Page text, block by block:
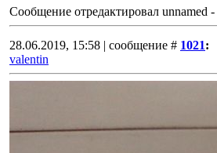
Сообщение отредактировал unnamed -
28.06.2019, 15:58 | сообщение # 1021:
valentin